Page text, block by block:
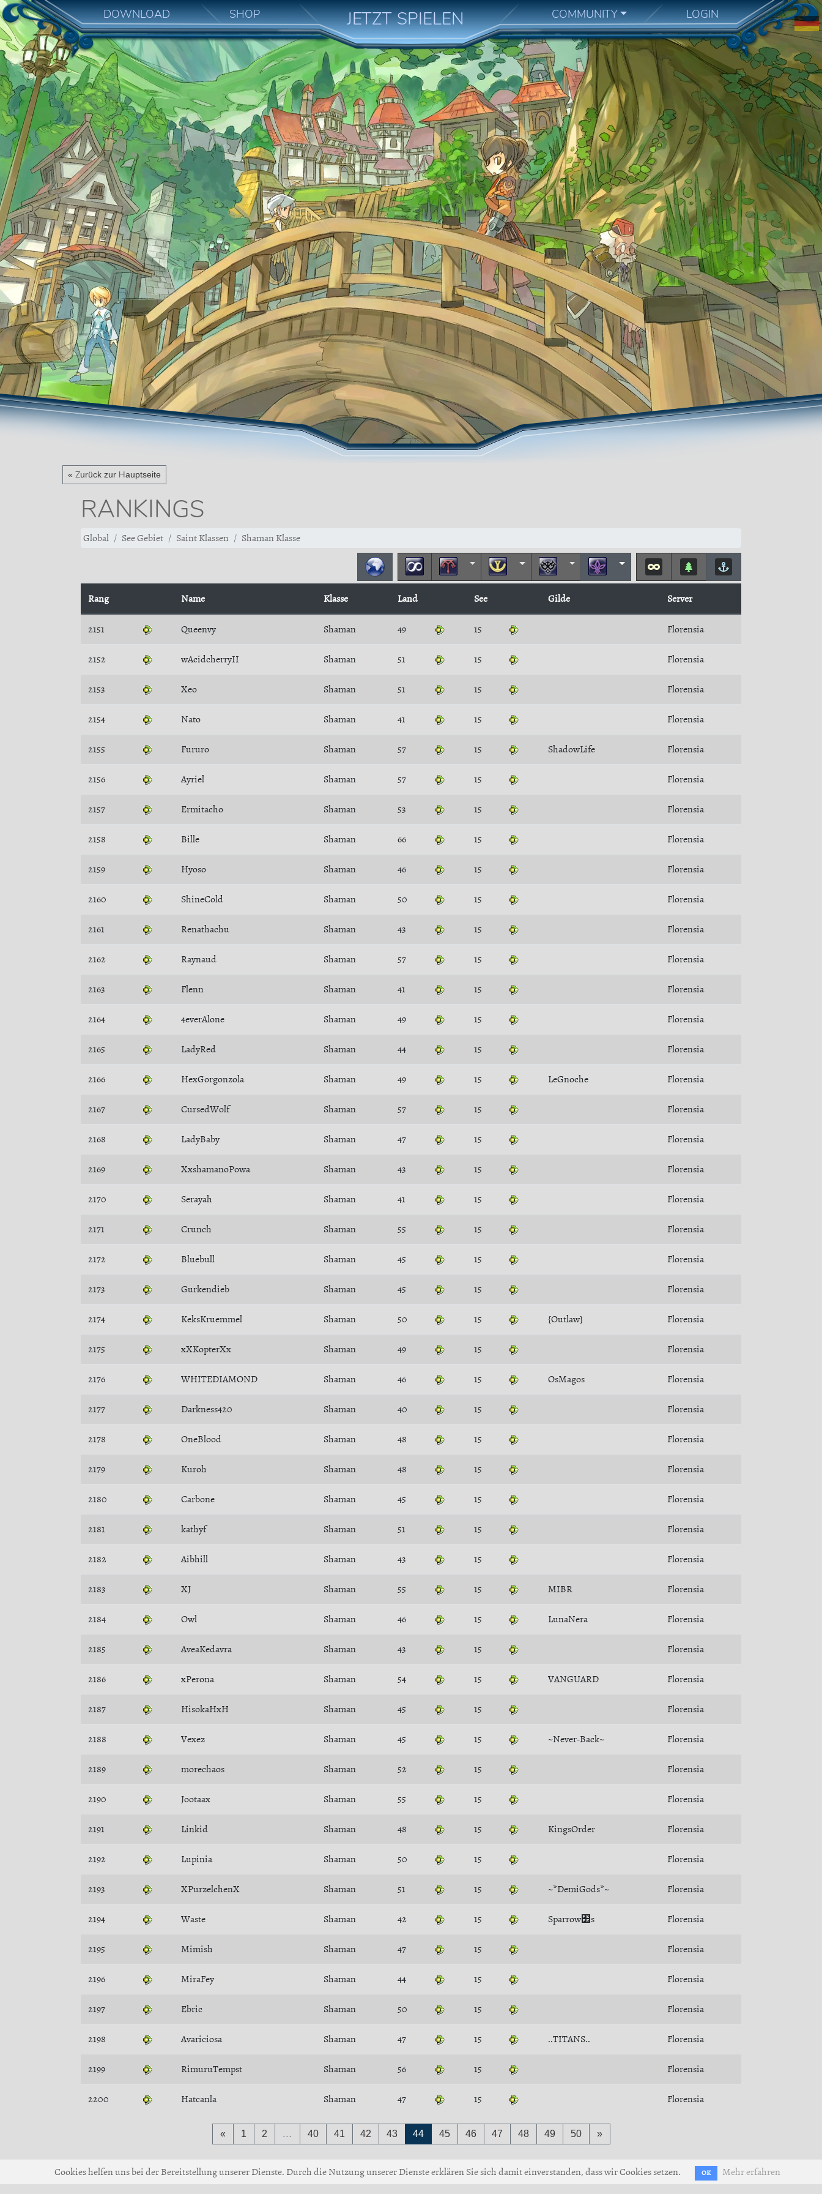
DOWNLOAD SHOP JETZT SPIELEN COMMUNITY LOGIN
« Zurück zur Hauptseite
RANKINGS
Global See Gebiet Saint Klassen Shaman Klasse
Rang Name Klasse Land See Gilde Server
2151 Queenvy Shaman 49 15 Florensia
2152 wAcidcherryII Shaman 51 15 Florensia
2153 Xeo Shaman 51 15 Florensia
2154 Nato Shaman 41 15 Florensia
2155 Fururo Shaman 57 15 ShadowLife Florensia
2156 Ayriel Shaman 57 15 Florensia
2157 Ermitacho Shaman 53 15 Florensia
2158 Bille Shaman 66 15 Florensia
2159 Hyoso Shaman 46 15 Florensia
2160 ShineCold Shaman 50 15 Florensia
2161 Renathachu Shaman 43 15 Florensia
2162 Raynaud Shaman 57 15 Florensia
2163 Flenn Shaman 41 15 Florensia
2164 4everAlone Shaman 49 15 Florensia
2165 LadyRed Shaman 44 15 Florensia
2166 HexGorgonzola Shaman 49 15 LeGnoche Florensia
2167 CursedWolf Shaman 57 15 Florensia
2168 LadyBaby Shaman 47 15 Florensia
2169 XxshamanoPowa Shaman 43 15 Florensia
2170 Serayah Shaman 41 15 Florensia
2171 Crunch Shaman 55 15 Florensia
2172 Bluebull Shaman 45 15 Florensia
2173 Gurkendieb Shaman 45 15 Florensia
2174 KeksKruemmel Shaman 50 15 {Outlaw} Florensia
2175 xXKopterXx Shaman 49 15 Florensia
2176 WHITEDIAMOND Shaman 46 15 OsMagos Florensia
2177 Darkness420 Shaman 40 15 Florensia
2178 OneBlood Shaman 48 15 Florensia
2179 Kuroh Shaman 48 15 Florensia
2180 Carbone Shaman 45 15 Florensia
2181 kathyf Shaman 51 15 Florensia
2182 Aibhill Shaman 43 15 Florensia
2183 XJ Shaman 55 15 MIBR Florensia
2184 Owl Shaman 46 15 LunaNera Florensia
2185 AveaKedavra Shaman 43 15 Florensia
2186 xPerona Shaman 54 15 VANGUARD Florensia
2187 HisokaHxH Shaman 45 15 Florensia
2188 Vexez Shaman 45 15 ~Never-Back~ Florensia
2189 morechaos Shaman 52 15 Florensia
2190 Jootaax Shaman 55 15 Florensia
2191 Linkid Shaman 48 15 KingsOrder Florensia
2192 Lupinia Shaman 50 15 Florensia
2193 XPurzelchenX Shaman 51 15 ~*DemiGods*~ Florensia
2194 Waste Shaman 42 15 Sparrow﻾s Florensia
2195 Mimish Shaman 47 15 Florensia
2196 MiraFey Shaman 44 15 Florensia
2197 Ebric Shaman 50 15 Florensia
2198 Avariciosa Shaman 47 15 ..TITANS.. Florensia
2199 RimuruTempst Shaman 56 15 Florensia
2200 Hatcanla Shaman 47 15 Florensia
« 1 2 … 40 41 42 43 44 45 46 47 48 49 50 »
Cookies helfen uns bei der Bereitstellung unserer Dienste. Durch die Nutzung unserer Dienste erklären Sie sich damit einverstanden, dass wir Cookies setzen. OK Mehr erfahren